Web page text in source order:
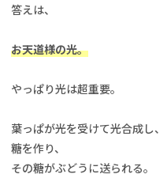
答えは、
お天道様の光。
やっぱり光は超重要。
葉っぱが光を受けて光合成し、
糖を作り、
その糖がぶどうに送られる。